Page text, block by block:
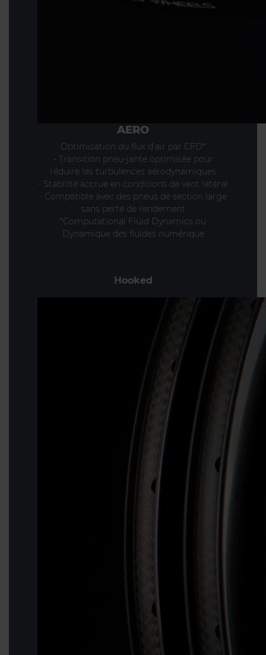
AERO
Optimisation du flux d’air par CFD*
- Transition pneu-jante optimisée pour
réduire les turbulences aérodynamiques
- Stabilité accrue en conditions de vent latéral
- Compatible avec des pneus de section large
sans perte de rendement
*Computational Fluid Dynamics ou
Dynamique des fluides numérique
Hooked